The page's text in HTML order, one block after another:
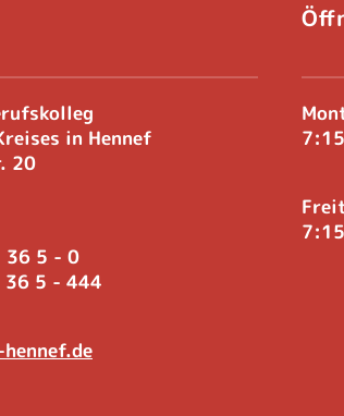
in Hennef
20
36 5 - 0
5 - 444